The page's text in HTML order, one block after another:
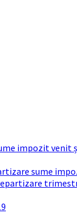
impozit
sume
repartizare